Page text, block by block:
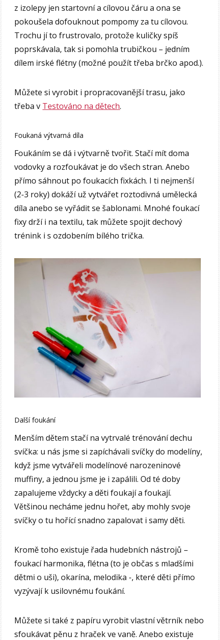
z izolepy jen startovní a cílovou čáru a ona se
pokoušela dofouknout pompomy za tu cílovou.
Trochu jí to frustrovalo, protože kuličky spíš
poprskávala, tak si pomohla trubičkou – jedním
dílem irské flétny (možné použít třeba brčko apod.).
Můžete si vyrobit i propracovanější trasu, jako
třeba v Testováno na dětech.
Foukaná výtvarná díla
Foukáním se dá i výtvarně tvořit. Stačí mít doma
vodovky a rozfoukávat je do všech stran. Anebo
přímo sáhnout po foukacích fixkách. I ti nejmenší
(2-3 roky) dokáží už vytvářet roztodivná umělecká
díla anebo se vyřádit se šablonami. Mnohé foukací
fixy drží i na textilu, tak můžete spojit dechový
trénink i s ozdobením bílého trička.
Další foukání
Menším dětem stačí na vytrvalé trénování dechu
svíčka: u nás jsme si zapíchávali svíčky do modelíny,
když jsme vytvářeli modelínové narozeninové
muffiny, a jednou jsme je i zapálili. Od té doby
zapalujeme vždycky a děti foukají a foukají.
Většinou necháme jednu hořet, aby mohly svoje
svíčky o tu hořící snadno zapalovat i samy děti.
Kromě toho existuje řada hudebních nástrojů –
foukací harmonika, flétna (to je občas s mladšími
dětmi o uši), okarína, melodika -, které děti přímo
vyzývají k usilovnému foukání.
Můžete si také z papíru vyrobit vlastní větrník nebo
sfoukávat pěnu z hraček ve vaně. Anebo existuje